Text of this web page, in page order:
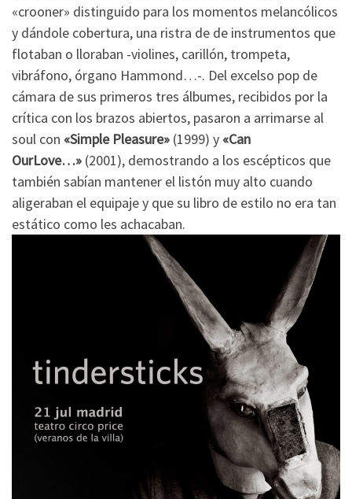
«crooner» distinguido para los momentos melancólicos
y dándole cobertura, una ristra de de instrumentos que
flotaban o lloraban -violines, carillón, trompeta,
vibráfono, órgano Hammond…-. Del excelso pop de
cámara de sus primeros tres álbumes, recibidos por la
crítica con los brazos abiertos, pasaron a arrimarse al
soul con «Simple Pleasure» (1999) y «Can
OurLove…» (2001), demostrando a los escépticos que
también sabían mantener el listón muy alto cuando
aligeraban el equipaje y que su libro de estilo no era tan
estático como les achacaban.